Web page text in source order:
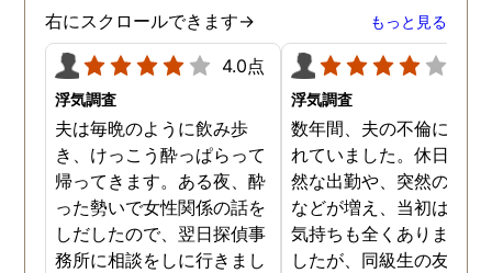
右にスクロールできます→ もっと見る
4.0点
浮気調査
夫は毎晩のように飲み歩
き、けっこう酔っぱらって
帰ってきます。ある夜、酔
った勢いで女性関係の話を
しだしたので、翌日探偵事
務所に相談をしに行きまし
浮気調査
数年間、夫の不倫に悩ま
れていました。休日の不
然な出勤や、突然の飲み
などが増え、当初は怪し
気持ちも全くありません
したが、同級生の友人か